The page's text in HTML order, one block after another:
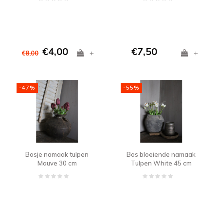
€8,00 €4,00 + €7,50 +
-47%
Bosje namaak tulpen
Mauve 30 cm
-55%
Bos bloeiende namaak
Tulpen White 45 cm